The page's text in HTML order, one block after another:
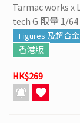
Tarmac works x
tech G 限量 1/64
車模型
Figures 及超合金
香港版
HK$269